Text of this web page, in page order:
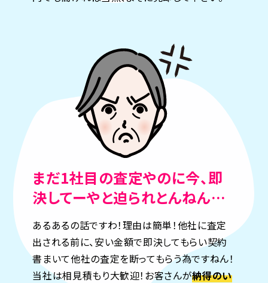
まだ1社目の査定やのに今、即
決してーやと迫られとんねん…
あるあるの話ですわ！理由は簡単！他社に査定
出される前に、安い金額で即決してもらい契約
書まいて他社の査定を断ってもらう為ですねん！
当社は相見積もり大歓迎！お客さんが納得のい